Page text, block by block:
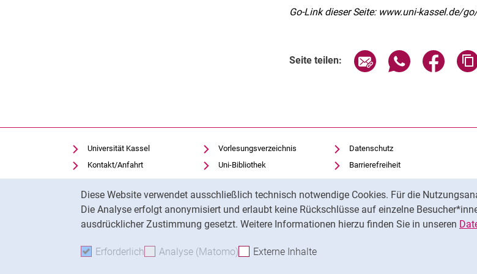
Diese Website verwendet ausschließlich technisch notwendige Cookies. Für die
Die Analyse erfolgt anonymisiert und erlaubt keine Rückschlüsse auf einzelne
ausdrücklicher Zustimmung gesetzt. Weitere Informationen hierzu finden Sie in unseren
Erforderlich Erforderliche Cookies akzeptieren
Analyse (Matomo) Analyse-Cookies akzeptieren
Externe Inhalte
Go-Link dieser Seite: www.uni-kassel.de/
Seite teilen: Seite über E-Mail teilen
Seite überSeite
Universität Kassel
Kontakt/Anfahrt
Einrichtungen suchen
Notfall
Cookie-Einstellungen
Vorlesungsverzeichnis
Uni-Bibliothek
Moodle
Panopto
Datenschutz
Barrierefreiheit
Transparenter KI-Einsatz
Impressum
Feedback